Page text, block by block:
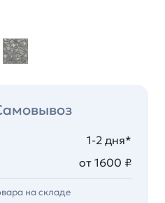
1-2 дня*
от 1600 ₽
на складе